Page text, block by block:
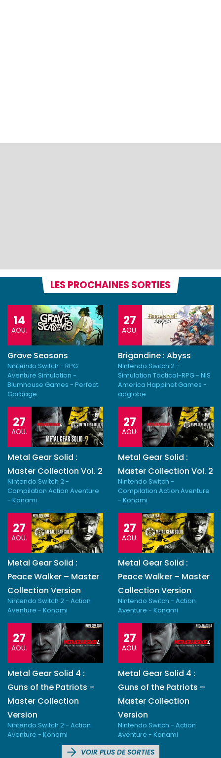
LES PROCHAINES SORTIES
14
AOU.
Grave Seasons
Nintendo Switch - RPG
Aventure Simulation -
Blumhouse Games - Perfect
Garbage
27
AOU.
Brigandine : Abyss
Nintendo Switch 2 -
Simulation Tactical-RPG - NIS
America Happinet Games -
adglobe
27
AOU.
Metal Gear Solid :
Master Collection Vol. 2
Nintendo Switch 2 -
Compilation Action Aventure
- Konami
27
AOU.
Metal Gear Solid :
Master Collection Vol. 2
Nintendo Switch -
Compilation Action Aventure
- Konami
27
AOU.
Metal Gear Solid :
Peace Walker – Master
Collection Version
Nintendo Switch 2 - Action
Aventure - Konami
27
AOU.
Metal Gear Solid :
Peace Walker – Master
Collection Version
Nintendo Switch - Action
Aventure - Konami
27
AOU.
Metal Gear Solid 4 :
Guns of the Patriots –
Master Collection
Version
Nintendo Switch 2 - Action
Aventure - Konami
27
AOU.
Metal Gear Solid 4 :
Guns of the Patriots –
Master Collection
Version
Nintendo Switch - Action
Aventure - Konami
VOIR PLUS DE SORTIES